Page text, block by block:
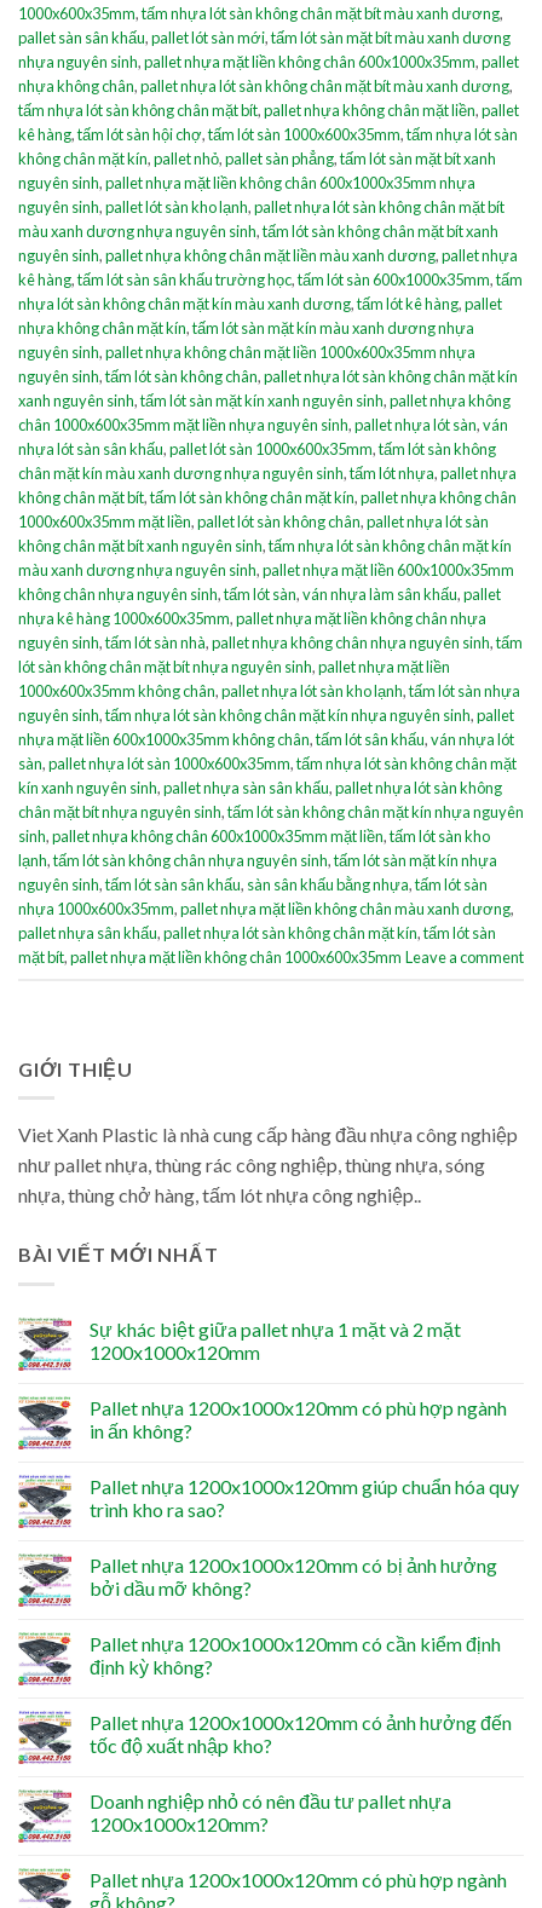
1000x600x35mm,tấm nhựa lót sàn không chân mặt bít màu xanh dương,
pallet sàn sân khấu,pallet lót sàn mới,tấm lót sàn mặt bít màu xanh dương
nhựa nguyên sinh,pallet nhựa mặt liền không chân 600x1000x35mm,pallet
nhựa không chân,pallet nhựa lót sàn không chân mặt bít màu xanh dương,
tấm nhựa lót sàn không chân mặt bít,pallet nhựa không chân mặt liền,pallet
kê hàng,tấm lót sàn hội chợ,tấm lót sàn 1000x600x35mm,tấm nhựa lót sàn
không chân mặt kín,pallet nhỏ,pallet sàn phẳng,tấm lót sàn mặt bít xanh
nguyên sinh,pallet nhựa mặt liền không chân 600x1000x35mm nhựa
nguyên sinh,pallet lót sàn kho lạnh,pallet nhựa lót sàn không chân mặt bít
màu xanh dương nhựa nguyên sinh,tấm lót sàn không chân mặt bít xanh
nguyên sinh,pallet nhựa không chân mặt liền màu xanh dương,pallet nhựa
kê hàng,tấm lót sàn sân khấu trường học,tấm lót sàn 600x1000x35mm,tấm
nhựa lót sàn không chân mặt kín màu xanh dương,tấm lót kê hàng,pallet
nhựa không chân mặt kín,tấm lót sàn mặt kín màu xanh dương nhựa
nguyên sinh,pallet nhựa không chân mặt liền 1000x600x35mm nhựa
nguyên sinh,tấm lót sàn không chân,pallet nhựa lót sàn không chân mặt kín
xanh nguyên sinh,tấm lót sàn mặt kín xanh nguyên sinh,pallet nhựa không
chân 1000x600x35mm mặt liền nhựa nguyên sinh,pallet nhựa lót sàn,ván
nhựa lót sàn sân khấu,pallet lót sàn 1000x600x35mm,tấm lót sàn không
chân mặt kín màu xanh dương nhựa nguyên sinh,tấm lót nhựa,pallet nhựa
không chân mặt bít,tấm lót sàn không chân mặt kín,pallet nhựa không chân
1000x600x35mm mặt liền,pallet lót sàn không chân,pallet nhựa lót sàn
không chân mặt bít xanh nguyên sinh,tấm nhựa lót sàn không chân mặt kín
màu xanh dương nhựa nguyên sinh,pallet nhựa mặt liền 600x1000x35mm
không chân nhựa nguyên sinh,tấm lót sàn,ván nhựa làm sân khấu,pallet
nhựa kê hàng 1000x600x35mm,pallet nhựa mặt liền không chân nhựa
nguyên sinh,tấm lót sàn nhà,pallet nhựa không chân nhựa nguyên sinh,tấm
lót sàn không chân mặt bít nhựa nguyên sinh,pallet nhựa mặt liền
1000x600x35mm không chân,pallet nhựa lót sàn kho lạnh,tấm lót sàn nhựa
nguyên sinh,tấm nhựa lót sàn không chân mặt kín nhựa nguyên sinh,pallet
nhựa mặt liền 600x1000x35mm không chân,tấm lót sân khấu,ván nhựa lót
sàn,pallet nhựa lót sàn 1000x600x35mm,tấm nhựa lót sàn không chân mặt
kín xanh nguyên sinh,pallet nhựa sàn sân khấu,pallet nhựa lót sàn không
chân mặt bít nhựa nguyên sinh,tấm lót sàn không chân mặt kín nhựa nguyên
sinh,pallet nhựa không chân 600x1000x35mm mặt liền,tấm lót sàn kho
lạnh,tấm lót sàn không chân nhựa nguyên sinh,tấm lót sàn mặt kín nhựa
nguyên sinh,tấm lót sàn sân khấu, sàn sân khấu bằng nhựa,tấm lót sàn
nhựa 1000x600x35mm,pallet nhựa mặt liền không chân màu xanh dương,
pallet nhựa sân khấu,pallet nhựa lót sàn không chân mặt kín,tấm lót sàn
mặt bít,pallet nhựa mặt liền không chân 1000x600x35mm Leave a comment
GIỚI THIỆU
Viet Xanh Plastic là nhà cung cấp hàng đầu nhựa công nghiệp
như pallet nhựa, thùng rác công nghiệp, thùng nhựa, sóng
nhựa, thùng chở hàng, tấm lót nhựa công nghiệp..
BÀI VIẾT MỚI NHẤT
Sự khác biệt giữa pallet nhựa 1 mặt và 2 mặt
1200x1000x120mm
Pallet nhựa 1200x1000x120mm có phù hợp ngành
in ấn không?
Pallet nhựa 1200x1000x120mm giúp chuẩn hóa quy
trình kho ra sao?
Pallet nhựa 1200x1000x120mm có bị ảnh hưởng
bởi dầu mỡ không?
Pallet nhựa 1200x1000x120mm có cần kiểm định
định kỳ không?
Pallet nhựa 1200x1000x120mm có ảnh hưởng đến
tốc độ xuất nhập kho?
Doanh nghiệp nhỏ có nên đầu tư pallet nhựa
1200x1000x120mm?
Pallet nhựa 1200x1000x120mm có phù hợp ngành
gỗ không?